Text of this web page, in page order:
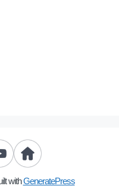
withGeneratePress